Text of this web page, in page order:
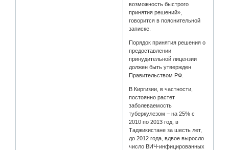
возможность быстрого
принятия решений»,
говорится в пояснительной
записке.
Порядок принятия решения о
предоставлении
принудительной лицензии
должен быть утвержден
Правительством РФ.
В Киргизии, в частности,
постоянно растет
заболеваемость
туберкулезом – на 25% с
2010 по 2013 год, в
Таджикистане за шесть лет,
до 2012 года, вдвое выросло
число ВИЧ-инфицированных